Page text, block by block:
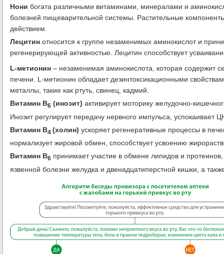
Нони богата различными витаминами, минералами и
болезней пищеварительной системы. Растительные
действием.
Лецитин относится к группе незаменимых аминокислот и
регенерирующей активностью. Лецитин способствует
L-метионин – незаменимая аминокислота, которая содержит
печени. L-метионин обладает дезинтоксикационными
металлы, такие как ртуть, свинец, кадмий.
Витамин В6 (инозит) активирует моторику желудочно-
Инозит регулирует передачу нервного импульса, успокаивает
Витамин В4 (холин) ускоряет регенеративные процессы в
нормализует жировой обмен, способствует усвоению
Витамин В6 принимает участие в обмене липидов и
язвенной болезни желудка и двенадцатиперстной кишки, а